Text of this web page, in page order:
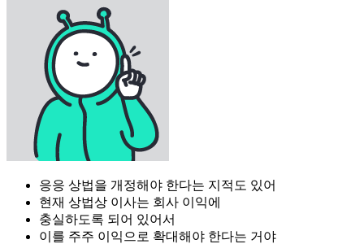
응응 상법을 개정해야 한다는 지적도 있어
현재 상법상 이사는 회사 이익에
충실하도록 되어 있어서
이를 주주 이익으로 확대해야 한다는 거야